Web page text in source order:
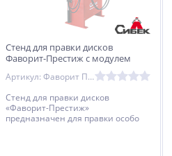
Стенд для правки дисков
Фаворит-Престиж с модулем
Артикул: Фаворит Престиж 3р
Стенд для правки дисков
«Фаворит-Престиж»
предназначен для правки особо